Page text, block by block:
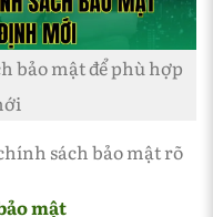
bảo mật để phù hợp
sách bảo mật rõ
mật